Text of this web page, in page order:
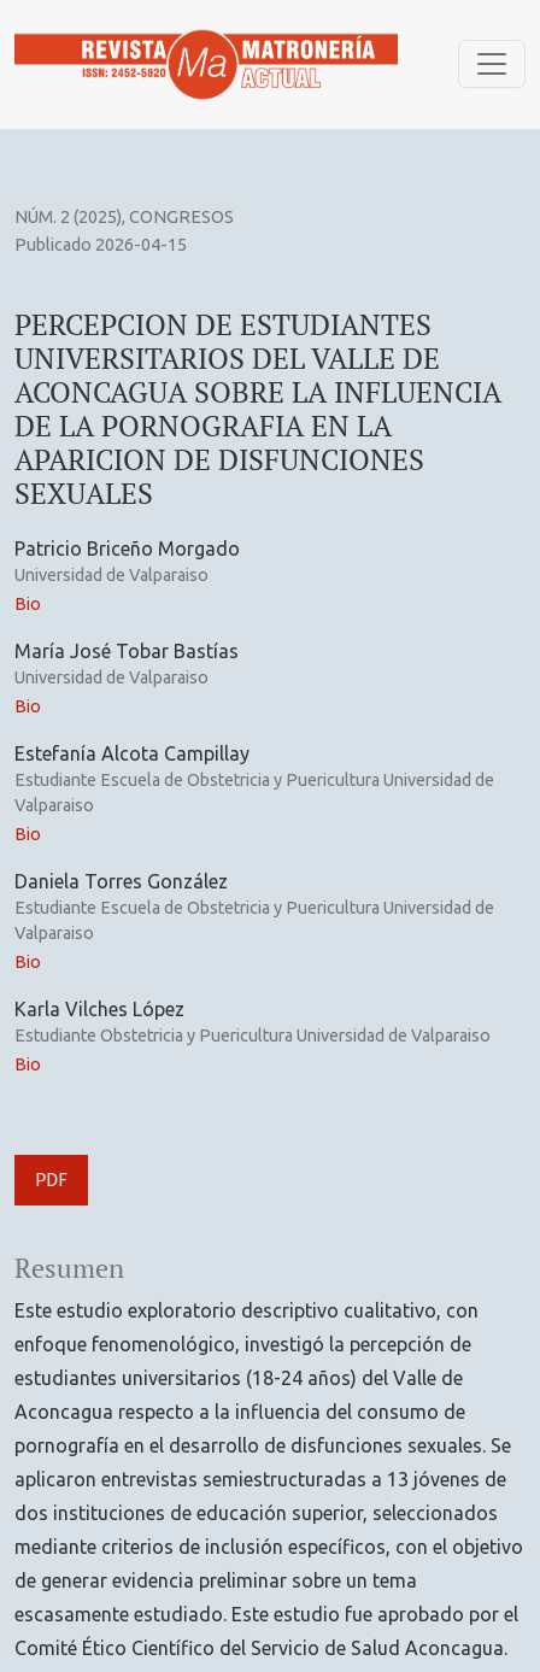
NÚM. 2 (2025), CONGRESOS
PERCEPCION DE ESTUDIANTES
UNIVERSITARIOS DEL VALLE DE
ACONCAGUA SOBRE LA INFLUENCIA
DE LA PORNOGRAFIA EN LA
APARICION DE DISFUNCIONES
SEXUALES
Publicado 2026-04-15
Patricio Briceño Morgado
Universidad de Valparaiso
Bio
María José Tobar Bastías
Universidad de Valparaiso
Bio
Estefanía Alcota Campillay
Estudiante Escuela de Obstetricia y Puericultura Universidad de
Valparaiso
Bio
Daniela Torres González
Estudiante Escuela de Obstetricia y Puericultura Universidad de
Valparaiso
Bio
Karla Vilches López
Estudiante Obstetricia y Puericultura Universidad de Valparaiso
Bio
PDF
Resumen
Este estudio exploratorio descriptivo cualitativo, con
enfoque fenomenológico, investigó la percepción de
estudiantes universitarios (18-24 años) del Valle de
Aconcagua respecto a la influencia del consumo de
pornografía en el desarrollo de disfunciones sexuales. Se
aplicaron entrevistas semiestructuradas a 13 jóvenes de
dos instituciones de educación superior, seleccionados
mediante criterios de inclusión específicos, con el objetivo
de generar evidencia preliminar sobre un tema
escasamente estudiado. Este estudio fue aprobado por el
Comité Ético Científico del Servicio de Salud Aconcagua.